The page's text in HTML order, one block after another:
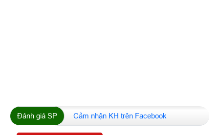
Đánh giá SP Cảm nhận KH trên Facebook